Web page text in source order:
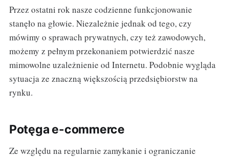
Przez ostatni rok nasze codzienne funkcjonowanie
stanęło na głowie. Niezależnie jednak od tego, czy
mówimy o sprawach prywatnych, czy też zawodowych,
możemy z pełnym przekonaniem potwierdzić nasze
mimowolne uzależnienie od Internetu. Podobnie wygląda
sytuacja ze znaczną większością przedsiębiorstw na
rynku.
Potęga e-commerce
Ze względu na regularnie zamykanie i ograniczanie